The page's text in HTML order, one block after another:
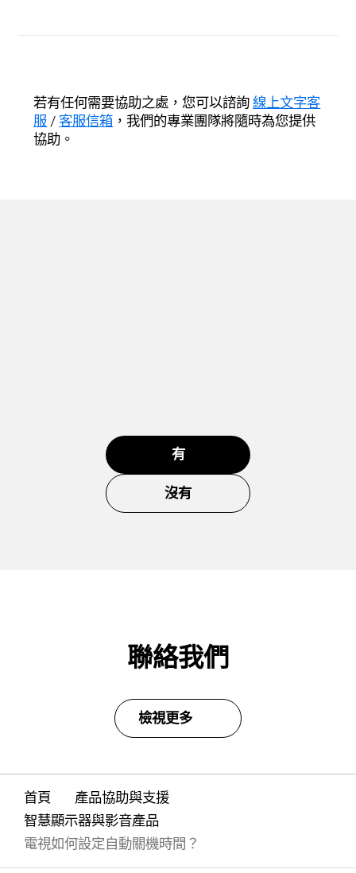
若有任何需要協助之處，您可以諮詢線上文字客
服 / 客服信箱 ，我們的專業團隊將隨時為您提供
協助。
有
沒有
聯絡我們
檢視更多
首頁
產品協助與支援
智慧顯示器與影音產品
電視如何設定自動關機時間？